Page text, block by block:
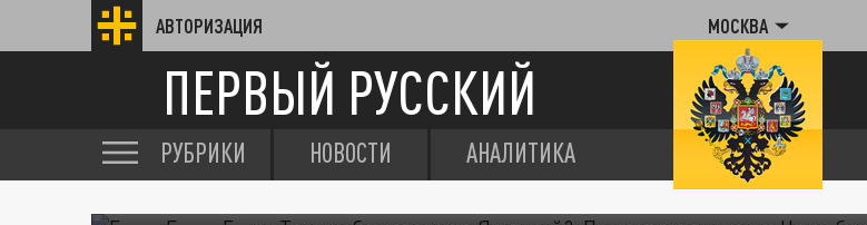
АВТОРИЗАЦИЯ МОСКВА
ПЕРВЫЙ РУССКИЙ
РУБРИКИ НОВОСТИ АНАЛИТИКА